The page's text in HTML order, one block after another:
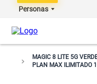
Personas
MAGIC 8 LITE 5G
PLAN MAX ILIMITADO